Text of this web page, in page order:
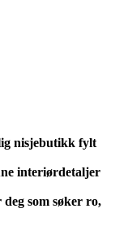
nisjebutikk fylt
interiørdetaljer
deg som søker ro,